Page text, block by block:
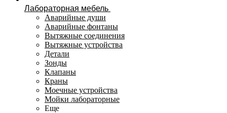
Лабораторная мебель
Аварийные души
Аварийные фонтаны
Вытяжные соединения
Вытяжные устройства
Детали
Зонды
Клапаны
Краны
Моечные устройства
Мойки лабораторные
Еще